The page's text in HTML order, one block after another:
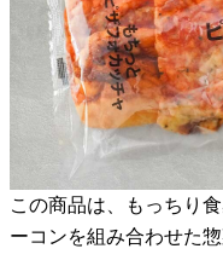
この商品は、もっちり
ーコンを組み合わせた惣